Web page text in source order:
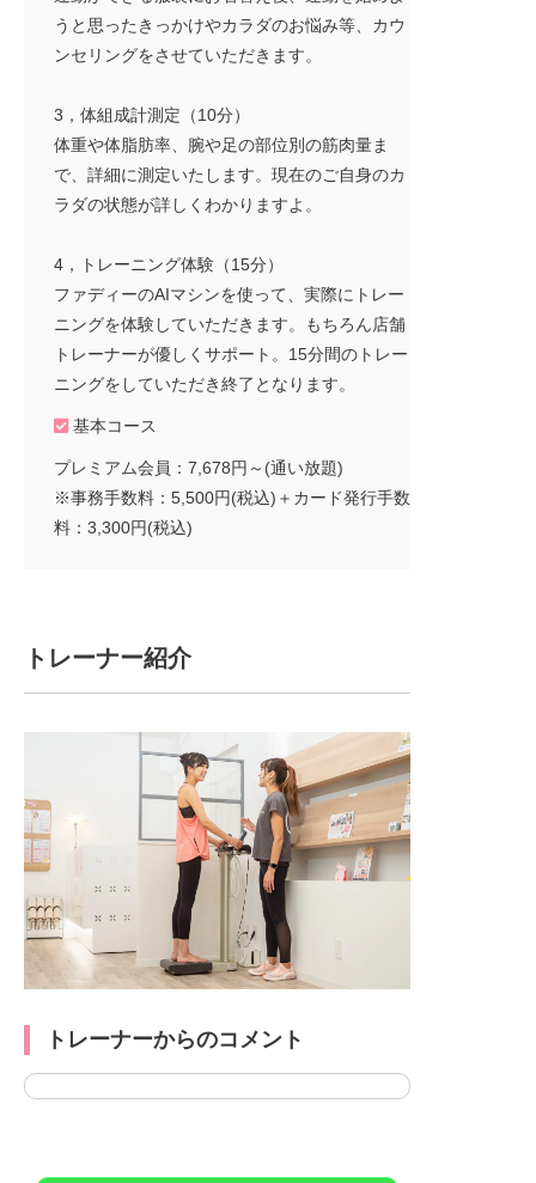
うと思ったきっかけやカラダのお悩み等、カウ
ンセリングをさせていただきます。
3，体組成計測定（10分）
体重や体脂肪率、腕や足の部位別の筋肉量ま
で、詳細に測定いたします。現在のご自身のカ
ラダの状態が詳しくわかりますよ。
4，トレーニング体験（15分）
ファディーのAIマシンを使って、実際にトレー
ニングを体験していただきます。もちろん店舗
トレーナーが優しくサポート。15分間のトレー
ニングをしていただき終了となります。
基本コース
プレミアム会員：7,678円～(通い放題)
※事務手数料：5,500円(税込)＋カード発行手数
料：3,300円(税込)
トレーナー紹介
トレーナーからのコメント